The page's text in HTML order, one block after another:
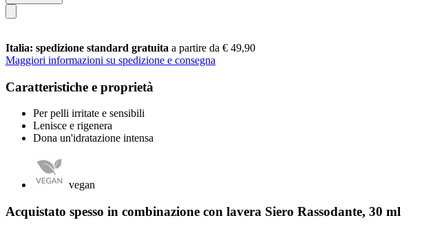
Italia: spedizione standard gratuita a partire da € 49,90
Maggiori informazioni su spedizione e consegna
Caratteristiche e proprietà
Per pelli irritate e sensibili
Lenisce e rigenera
Dona un'idratazione intensa
vegan
Acquistato spesso in combinazione con lavera Siero Rassodante, 30 ml